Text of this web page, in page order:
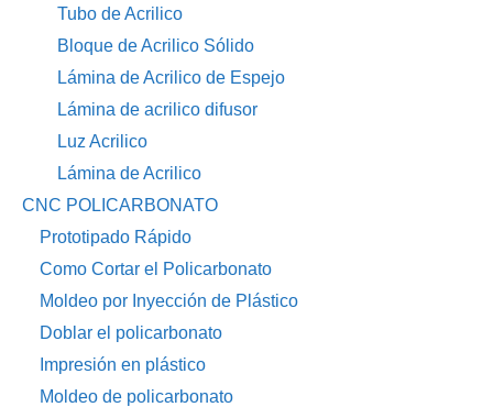
Tubo de Acrilico
Bloque de Acrilico Sólido
Lámina de Acrilico de Espejo
Lámina de acrilico difusor
Luz Acrilico
Lámina de Acrilico
CNC POLICARBONATO
Prototipado Rápido
Como Cortar el Policarbonato
Moldeo por Inyección de Plástico
Doblar el policarbonato
Impresión en plástico
Moldeo de policarbonato